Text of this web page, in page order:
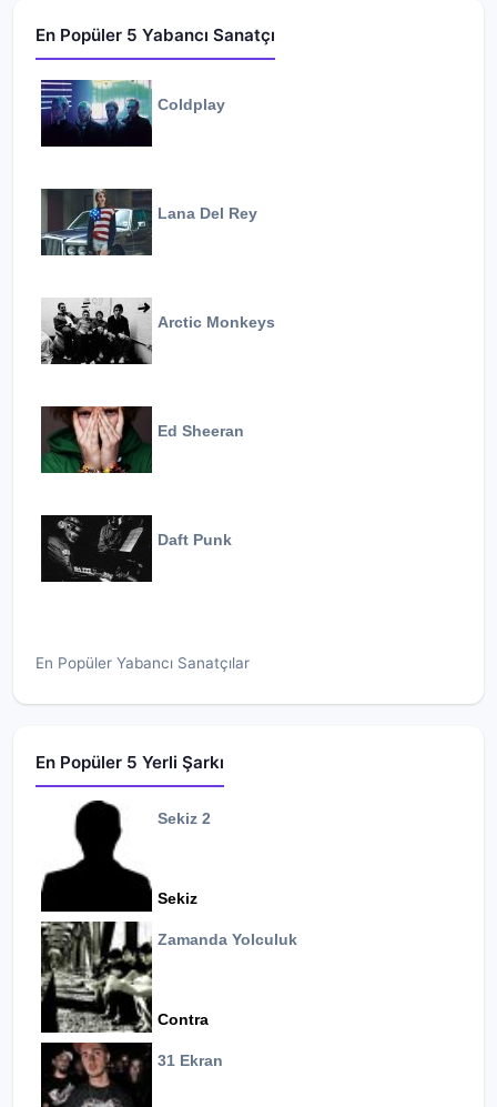
En Popüler 5 Yabancı Sanatçı
Coldplay
Lana Del Rey
Arctic Monkeys
Ed Sheeran
Daft Punk
En Popüler Yabancı Sanatçılar
En Popüler 5 Yerli Şarkı
Sekiz 2
Sekiz
Zamanda Yolculuk
Contra
31 Ekran